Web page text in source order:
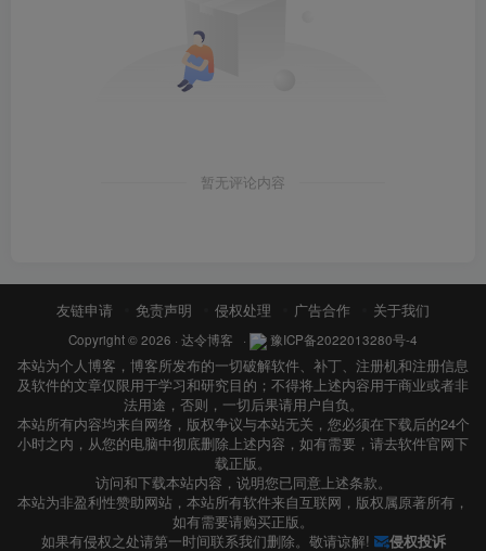
暂无评论内容
友链申请 免责声明 侵权处理 广告合作 关于我们
Copyright © 2026 · 达令博客 · 豫ICP备2022013280号-4
本站为个人博客，博客所发布的一切破解软件、补丁、注册机和注册信息
及软件的文章仅限用于学习和研究目的；不得将上述内容用于商业或者非
法用途，否则，一切后果请用户自负。
本站所有内容均来自网络，版权争议与本站无关，您必须在下载后的24个
小时之内，从您的电脑中彻底删除上述内容，如有需要，请去软件官网下
载正版。
访问和下载本站内容，说明您已同意上述条款。
本站为非盈利性赞助网站，本站所有软件来自互联网，版权属原著所有，
如有需要请购买正版。
如果有侵权之处请第一时间联系我们删除。敬请谅解!
侵权投诉